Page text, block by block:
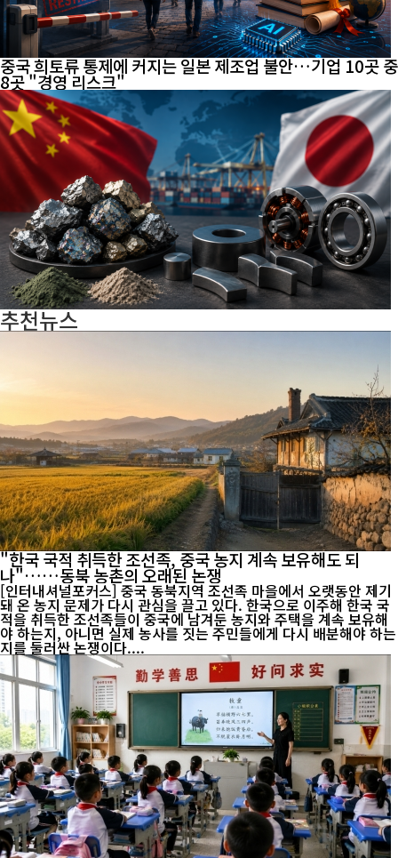
중국 희토류 통제에 커지는 일본 제조업 불안…기업 10곳 중
8곳 "경영 리스크"
추천뉴스
"한국 국적 취득한 조선족, 중국 농지 계속 보유해도 되
나"……동북 농촌의 오래된 논쟁
[인터내셔널포커스] 중국 동북지역 조선족 마을에서 오랫동안 제기
돼 온 농지 문제가 다시 관심을 끌고 있다. 한국으로 이주해 한국 국
적을 취득한 조선족들이 중국에 남겨둔 농지와 주택을 계속 보유해
야 하는지, 아니면 실제 농사를 짓는 주민들에게 다시 배분해야 하는
지를 둘러싼 논쟁이다....